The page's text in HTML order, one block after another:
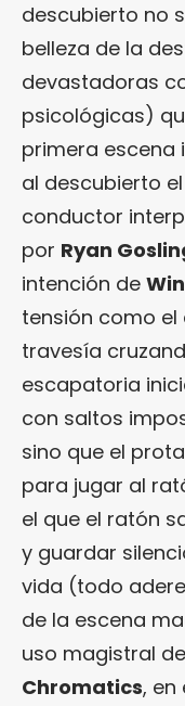
descubierto no
belleza de la
devastadoras
psicológicas)
primera escena
al descubierto
conductor
por Ryan
intención de
tensión como el
travesía
escapatoria
con saltos
sino que el
para jugar al
el que el ratón
y guardar
vida (todo
de la escena
uso magistral
Chromatics, en